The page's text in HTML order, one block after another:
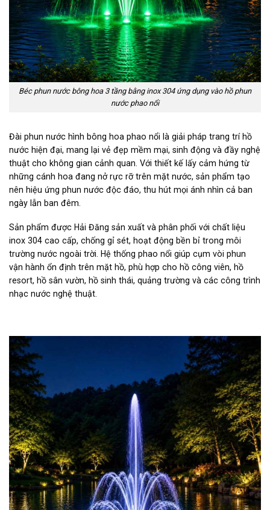
Béc phun nước bông hoa 3 tầng bằng inox 304 ứng dụng vào hồ phun
nước phao nổi
Đài phun nước hình bông hoa phao nổi là giải pháp trang trí hồ
nước hiện đại, mang lại vẻ đẹp mềm mại, sinh động và đầy nghệ
thuật cho không gian cảnh quan. Với thiết kế lấy cảm hứng từ
những cánh hoa đang nở rực rỡ trên mặt nước, sản phẩm tạo
nên hiệu ứng phun nước độc đáo, thu hút mọi ánh nhìn cả ban
ngày lẫn ban đêm.
Sản phẩm được Hải Đăng sản xuất và phân phối với chất liệu
inox 304 cao cấp, chống gỉ sét, hoạt động bền bỉ trong môi
trường nước ngoài trời. Hệ thống phao nổi giúp cụm vòi phun
vận hành ổn định trên mặt hồ, phù hợp cho hồ công viên, hồ
resort, hồ sân vườn, hồ sinh thái, quảng trường và các công trình
nhạc nước nghệ thuật.